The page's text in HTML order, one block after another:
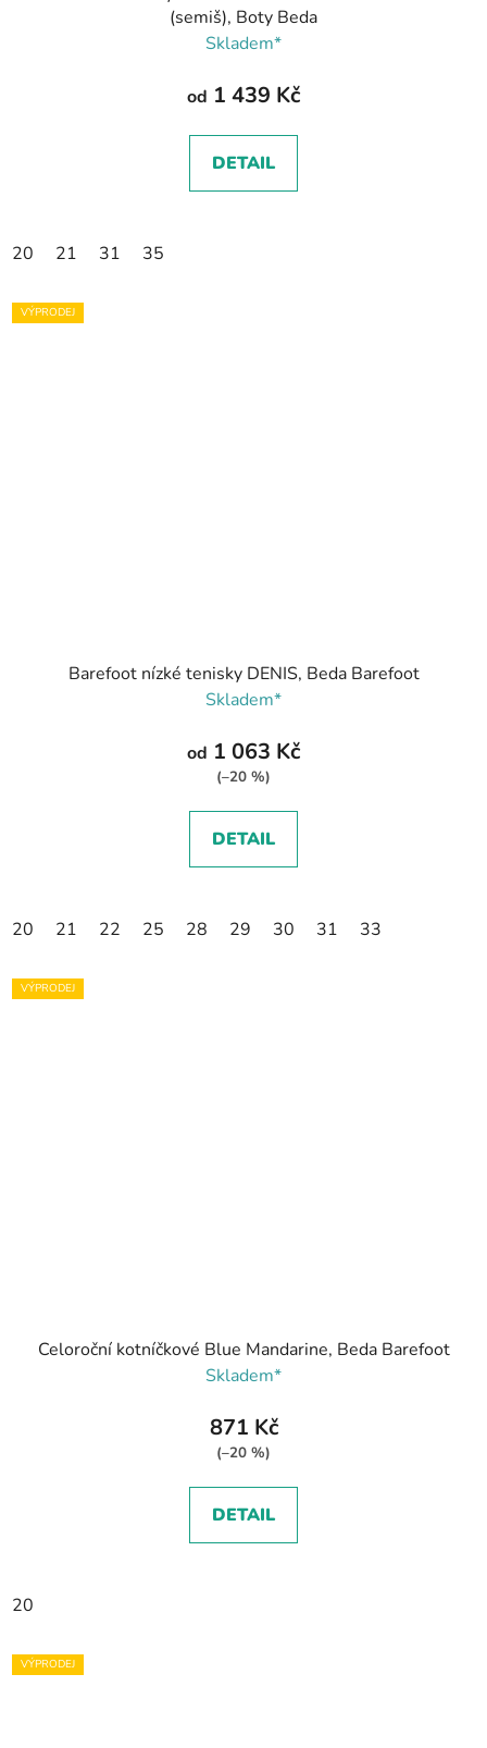
(semiš), Boty Beda
Skladem*
od 1 439 Kč
DETAIL
20 21 31 35
VÝPRODEJ
Barefoot nízké tenisky DENIS, Beda Barefoot
Skladem*
od 1 063 Kč
(–20 %)
DETAIL
20 21 22 25 28 29 30 31 33
VÝPRODEJ
Celoroční kotníčkové Blue Mandarine, Beda Barefoot
Skladem*
871 Kč
(–20 %)
DETAIL
20
VÝPRODEJ